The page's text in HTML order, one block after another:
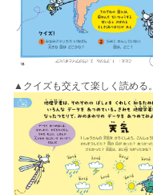
▲クイズも交えて楽しく読める。